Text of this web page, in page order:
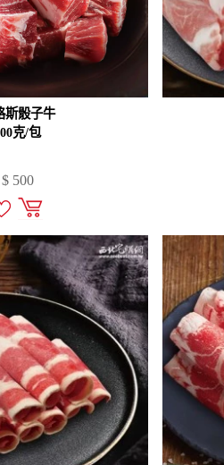
斯骰子牛
克/包
$ 500